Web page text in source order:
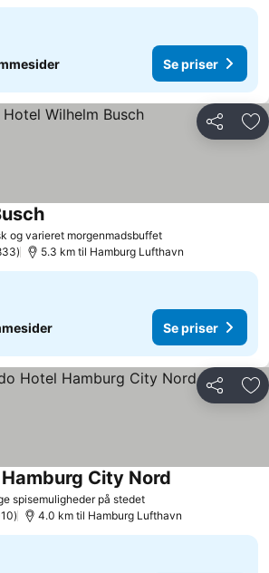
Se priser
Del
og varieret morgenmadsbuffet
5.3 km til Hamburg Lufthavn
Se priser
Del
spisemuligheder på stedet
City Nord
4.0 km til Hamburg Lufthavn